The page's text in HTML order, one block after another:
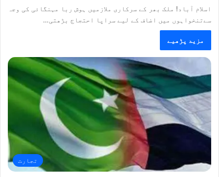
اسلام آباد! ملک بھر کے سرکاری ملازمیں ہوش ربا مہنگائی کی وجہ
سےتنخواہوں میں اضاف کے لیے سراپا احتجاج بڑھتی…
مزید پڑھیے
تجارت